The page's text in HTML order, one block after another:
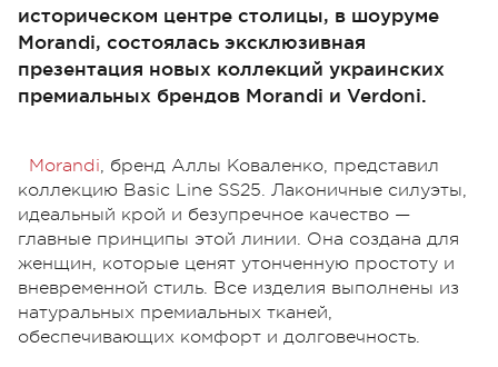
историческом центре столицы, в шоуруме
Morandi, состоялась эксклюзивная
презентация новых коллекций украинских
премиальных брендов Morandi и Verdoni.
Morandi, бренд Аллы Коваленко, представил
коллекцию Basic Line SS25. Лаконичные силуэты,
идеальный крой и безупречное качество —
главные принципы этой линии. Она создана для
женщин, которые ценят утонченную простоту и
вневременной стиль. Все изделия выполнены из
натуральных премиальных тканей,
обеспечивающих комфорт и долговечность.